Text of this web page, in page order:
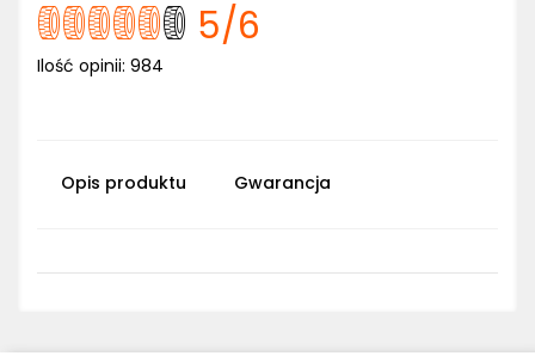
5/6
Ilość opinii: 984
Opis produktu Gwarancja